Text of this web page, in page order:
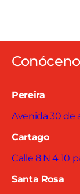
Pereira
Avenida 30 de
Cartago
Calle 8 N 4 10
Santa Rosa